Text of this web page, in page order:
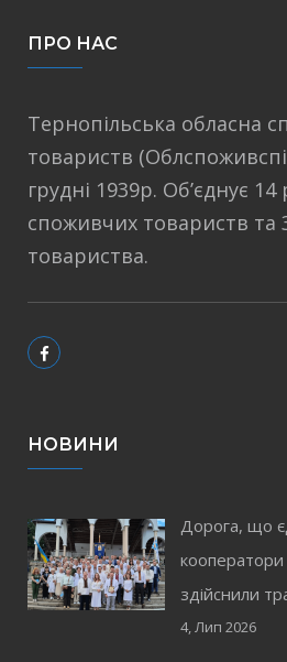
ПРО НАС
Тернопільська обласна
товариств
грудні 1939р. Об’єднує
споживчих товариств та
товариства.
НОВИНИ
Дорога, що
здійснили
4, Лип 2026